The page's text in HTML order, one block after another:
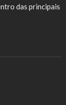
das principais